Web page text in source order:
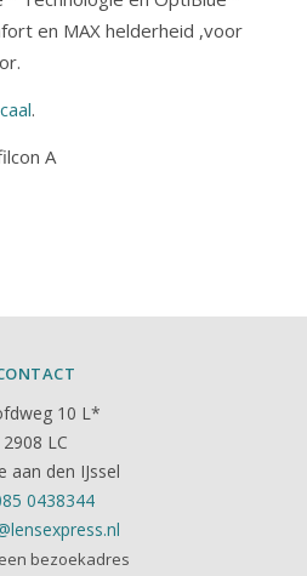
en MAX helderheid ,voor
.
A
10 L*
2908 LC
aan den IJssel
0438344
bezoekadres